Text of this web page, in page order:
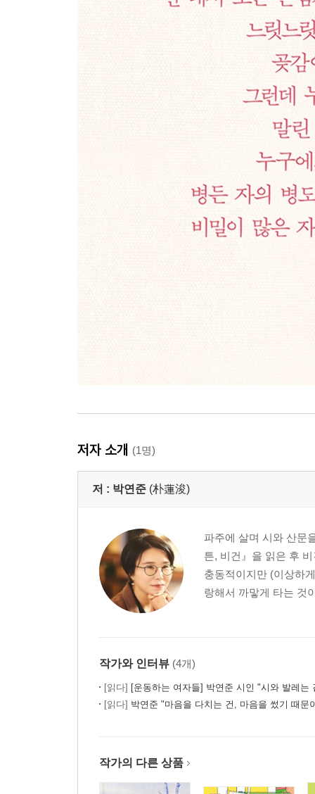
저자 소개 (1명)
저 : 박연준 (朴蓮浚)
파주에 살며 시와 산문
튼, 비건』을 읽은 후
충동적이지만 (이상하
랑해서 까맣게 타는 것
작가와 인터뷰 (4개)
[읽다] [운동하는 여자들] 박연준 시인 "시와 발레는 같은
[읽다] 박연준 "마음을 다치는 건, 마음을 썼기 때문
작가의 다른 상품